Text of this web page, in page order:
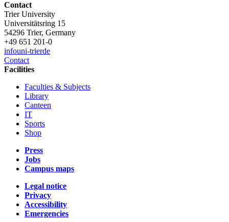
Contact
Trier University
Universitätsring 15
54296 Trier, Germany
+49 651 201-0
infouni-trierde
Contact
Facilities
Faculties & Subjects
Library
Canteen
IT
Sports
Shop
Press
Jobs
Campus maps
Legal notice
Privacy
Accessibility
Emergencies